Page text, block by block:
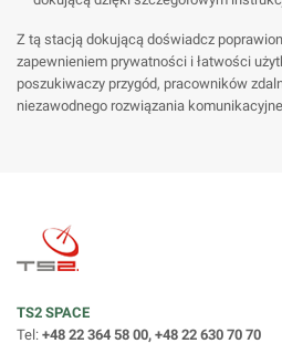
Z tą stacją dokującą doświadcz
zapewnieniem prywatności i łatwości
poszukiwaczy przygód, pracowników
niezawodnego rozwiązania
TS2 SPACE
Tel: +48 22 364 58 00, +48 22 630 70 70